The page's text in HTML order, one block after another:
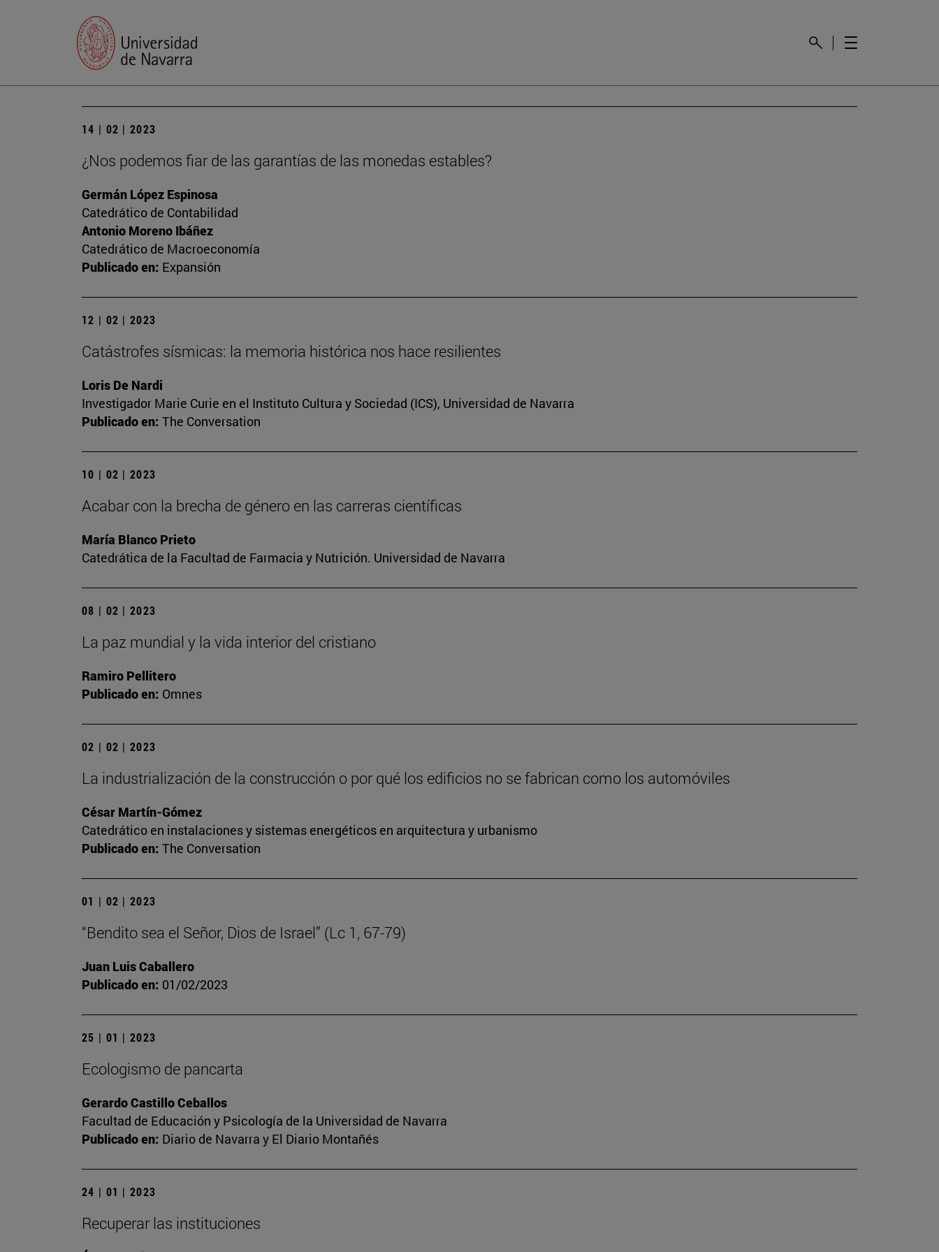
14 | 02 | 2023
¿Nos podemos fiar de las garantías de las monedas estables?
Germán López Espinosa
Catedrático de Contabilidad
Antonio Moreno Ibáñez
Catedrático de Macroeconomía
Publicado en: Expansión
12 | 02 | 2023
Catástrofes sísmicas: la memoria histórica nos hace resilientes
Loris De Nardi
Investigador Marie Curie en el Instituto Cultura y Sociedad (ICS), Universidad de Navarra
Publicado en: The Conversation
10 | 02 | 2023
Acabar con la brecha de género en las carreras científicas
María Blanco Prieto
Catedrática de la Facultad de Farmacia y Nutrición. Universidad de Navarra
08 | 02 | 2023
La paz mundial y la vida interior del cristiano
Ramiro Pellitero
Publicado en: Omnes
02 | 02 | 2023
La industrialización de la construcción o por qué los edificios no se fabrican como los automóviles
César Martín-Gómez
Catedrático en instalaciones y sistemas energéticos en arquitectura y urbanismo
Publicado en: The Conversation
01 | 02 | 2023
“Bendito sea el Señor, Dios de Israel” (Lc 1, 67-79)
Juan Luis Caballero
Publicado en: 01/02/2023
25 | 01 | 2023
Ecologismo de pancarta
Gerardo Castillo Ceballos
Facultad de Educación y Psicología de la Universidad de Navarra
Publicado en: Diario de Navarra y El Diario Montañés
24 | 01 | 2023
Recuperar las instituciones